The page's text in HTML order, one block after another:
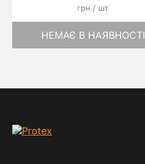
грн / шт
НЕМАЄ В НАЯВНОСТІ